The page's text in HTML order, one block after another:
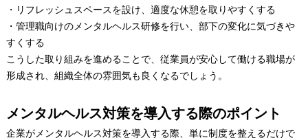
・リフレッシュスペースを設け、適度な休憩を取りやすくする
・管理職向けのメンタルヘルス研修を行い、部下の変化に気づきや
すくする
こうした取り組みを進めることで、従業員が安心して働ける職場が
形成され、組織全体の雰囲気も良くなるでしょう。
メンタルヘルス対策を導入する際のポイント
企業がメンタルヘルス対策を導入する際、単に制度を整えるだけで